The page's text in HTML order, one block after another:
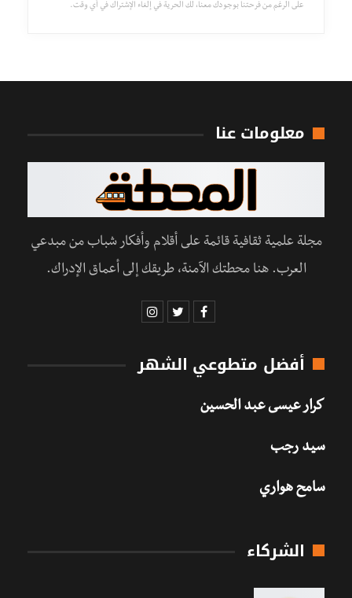
على الرغم من فرحتنا بوجودك معنا، لك الحرية في إلغاء الإشتراك في أي وقت.
معلومات عنا
مجلة علمية ثقافية قائمة على أقلام وأفكار شباب من مبدعي
العرب. هنا محطتك الآمنة، طريقك إلى أعماق الإدراك.
أفضل متطوعي الشهر
كرار عيسى عبد الحسين
سيد رجب
سامح هواري
الشركاء